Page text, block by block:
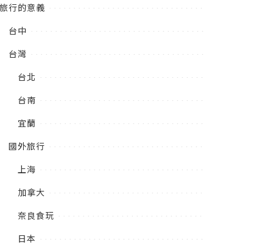
旅行的意義
台中
台灣
台北
台南
宜蘭
國外旅行
上海
加拿大
奈良食玩
日本